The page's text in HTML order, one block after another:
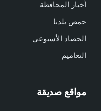
أخبار المحافظة
حمص بلدنا
الحصاد الأسبوعي
التعاميم
مواقع صديقة